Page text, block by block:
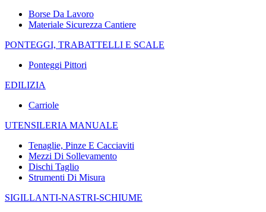
Borse Da Lavoro
Materiale Sicurezza Cantiere
PONTEGGI, TRABATTELLI E SCALE
Ponteggi Pittori
EDILIZIA
Carriole
UTENSILERIA MANUALE
Tenaglie, Pinze E Cacciaviti
Mezzi Di Sollevamento
Dischi Taglio
Strumenti Di Misura
SIGILLANTI-NASTRI-SCHIUME